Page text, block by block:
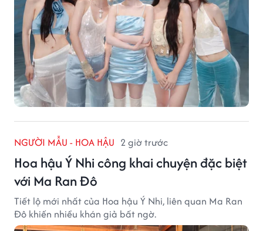
NGƯỜI MẪU - HOA HẬU 2 giờ trước
Hoa hậu Ý Nhi công khai chuyện đặc biệt
với Ma Ran Đô
Tiết lộ mới nhất của Hoa hậu Ý Nhi, liên quan Ma Ran
Đô khiến nhiều khán giả bất ngờ.